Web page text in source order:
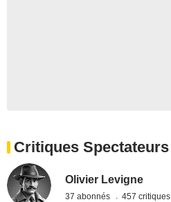
Critiques Spectateurs
Olivier Levigne
37 abonnés 457 critiques